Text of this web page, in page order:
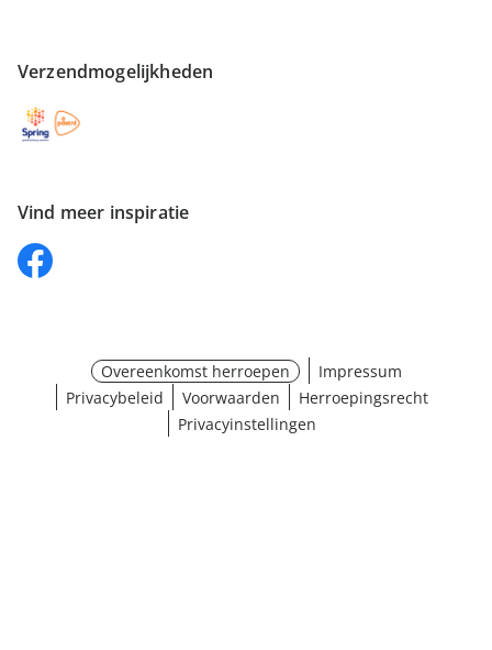
Verzendmogelijkheden
Vind meer inspiratie
Overeenkomst herroepen
Impressum
Privacybeleid
Voorwaarden
Herroepingsrecht
Privacyinstellingen